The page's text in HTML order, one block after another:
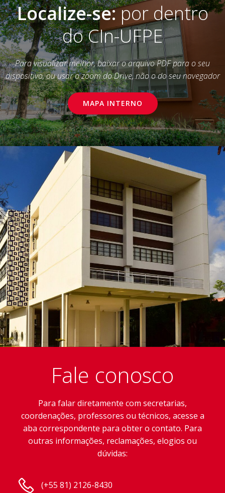
Localize-se:por dentro
do CIn-UFPE
Para visualizar melhor, baixar o arquivo PDF para o seu
dispositivo, ou usar o zoom do Drive, não o do seu navegador
MAPA INTERNO
Fale conosco
Para falar diretamente com secretarias,
coordenações, professores ou técnicos, acesse a
aba correspondente para obter o contato. Para
outras informações, reclamações, elogios ou
dúvidas:
(+55 81) 2126-8430